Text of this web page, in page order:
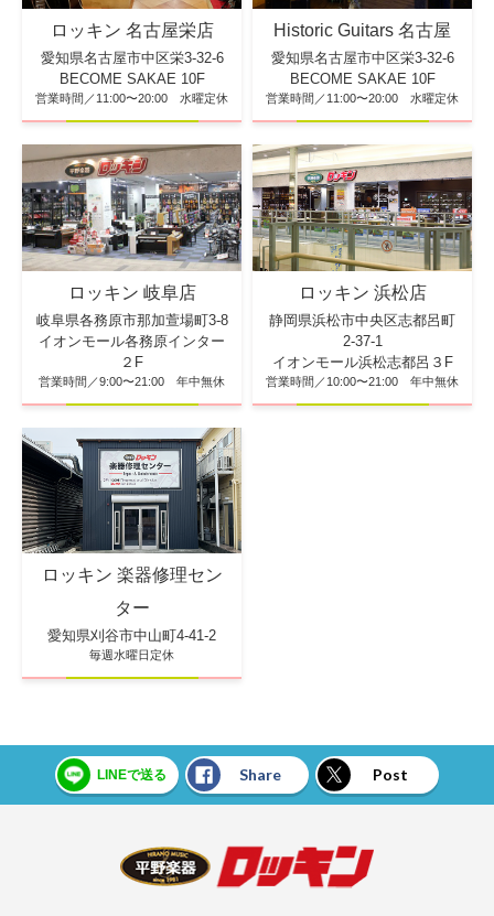
ロッキン 名古屋栄店
愛知県名古屋市中区栄3-32-6
BECOME SAKAE 10F
営業時間／11:00〜20:00 水曜定休
Historic Guitars 名古屋
愛知県名古屋市中区栄3-32-6
BECOME SAKAE 10F
営業時間／11:00〜20:00 水曜定休
ロッキン 岐阜店
岐阜県各務原市那加萱場町3-8
イオンモール各務原インター
２F
営業時間／9:00〜21:00 年中無休
ロッキン 浜松店
静岡県浜松市中央区志都呂町
2-37-1
イオンモール浜松志都呂３F
営業時間／10:00〜21:00 年中無休
ロッキン 楽器修理セン
ター
愛知県刈谷市中山町4-41-2
毎週水曜日定休
LINEで送る Share Post